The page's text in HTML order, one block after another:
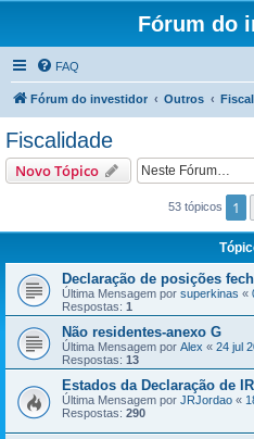
Fórum do
FAQ
Fórum do investidor Outros
Fiscalidade
Novo Tópico
53 tópicos 1
Declaração de posições
Última Mensagem por superkinas «
Respostas: 1
Não residentes-anexo G
Última Mensagem por Alex « 24 jul
Respostas: 13
Estados da Declaração de
Última Mensagem por JRJordao «
Respostas: 290